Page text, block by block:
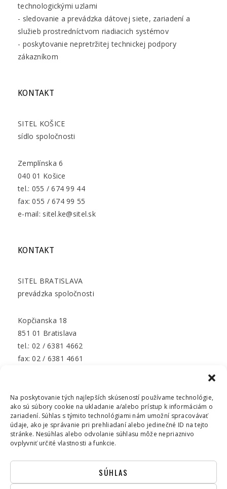
Na poskytovanie tých najlepších skúseností používame technológie,
ako sú súbory cookie na ukladanie a/alebo prístup k informáciám o
zariadení. Súhlas s týmito technológiami nám umožní spracovávať
údaje, ako je správanie pri prehliadaní alebo jedinečné ID na tejto
stránke. Nesúhlas alebo odvolanie súhlasu môže nepriaznivo
ovplyvniť určité vlastnosti a funkcie.
SÚHLAS
technologickými uzlami
- sledovanie a prevádzka dátovej siete, zariadení a
služieb prostredníctvom riadiacich systémov
- poskytovanie nepretržitej technickej podpory
zákazníkom
KONTAKT
SITEL KOŠICE
sídlo spoločnosti
Zemplínska 6
040 01 Košice
tel.: 055 / 674 99 44
fax: 055 / 674 99 55
e-mail: sitel.ke@sitel.sk
KONTAKT
SITEL BRATISLAVA
prevádzka spoločnosti
Kopčianska 18
851 01 Bratislava
tel.: 02 / 6381 4662
fax: 02 / 6381 4661
EVIDENCIA OBCHODNÝCH PARTNEROV
OSOBNÉ ÚDAJE COOKIES